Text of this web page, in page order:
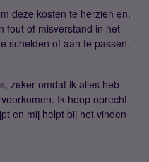
deze kosten te herzien en,
fout of misverstand in het
schelden of aan te passen.
zeker omdat ik alles heb
Ik hoop oprecht
en mij helpt bij het vinden